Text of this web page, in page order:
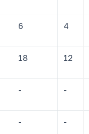
6 4
18 12
- -
- -